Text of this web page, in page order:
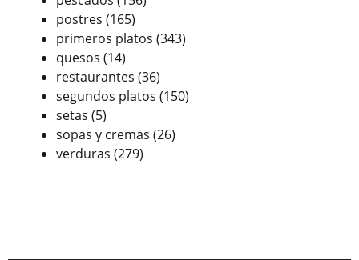
postres (165)
primeros platos (343)
quesos (14)
restaurantes (36)
segundos platos (150)
setas (5)
sopas y cremas (26)
verduras (279)